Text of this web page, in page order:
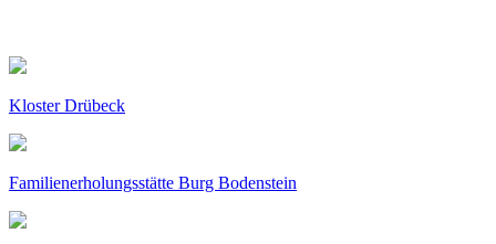
Kloster Drübeck
Familienerholungsstätte Burg Bodenstein